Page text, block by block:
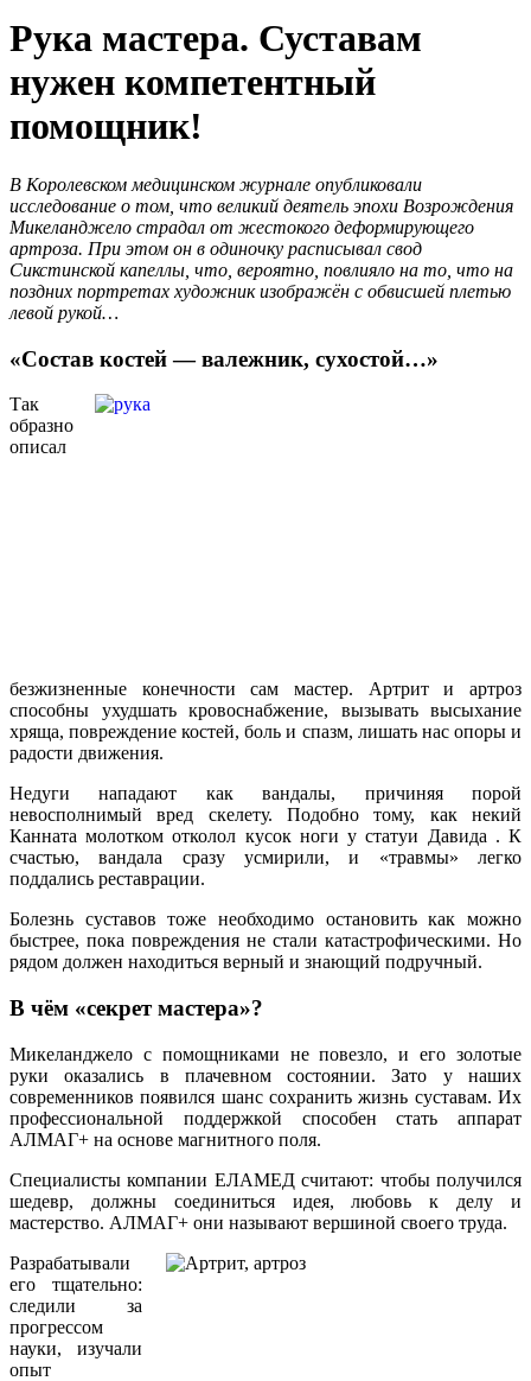
Рука мастера. Суставам
нужен компетентный
помощник!
В Королевском медицинском журнале опубликовали
исследование о том, что великий деятель эпохи Возрождения
Микеланджело страдал от жестокого деформирующего
артроза. При этом он в одиночку расписывал свод
Сикстинской капеллы, что, вероятно, повлияло на то, что на
поздних портретах художник изображён с обвисшей плетью
левой рукой…
«Состав костей — валежник, сухостой…»
Так
образно
описал
безжизненные конечности сам мастер. Артрит и артроз
способны ухудшать кровоснабжение, вызывать высыхание
хряща, повреждение костей, боль и спазм, лишать нас опоры и
радости движения.
Недуги нападают как вандалы, причиняя порой
невосполнимый вред скелету. Подобно тому, как некий
Канната молотком отколол кусок ноги у статуи Давида . К
счастью, вандала сразу усмирили, и «травмы» легко
поддались реставрации.
Болезнь суставов тоже необходимо остановить как можно
быстрее, пока повреждения не стали катастрофическими. Но
рядом должен находиться верный и знающий подручный.
В чём «секрет мастера»?
Микеланджело с помощниками не повезло, и его золотые
руки оказались в плачевном состоянии. Зато у наших
современников появился шанс сохранить жизнь суставам. Их
профессиональной поддержкой способен стать аппарат
АЛМАГ+ на основе магнитного поля.
Специалисты компании ЕЛАМЕД считают: чтобы получился
шедевр, должны соединиться идея, любовь к делу и
мастерство. АЛМАГ+ они называют вершиной своего труда.
Разрабатывали
его тщательно:
следили за
прогрессом
науки, изучали
опыт